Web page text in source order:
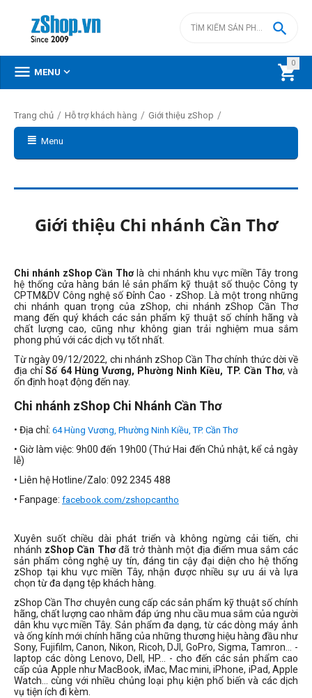
0


 MENU 
Trang chủ / Hỗ trợ khách hàng / Giới thiệu zShop /
Menu
Giới thiệu Chi nhánh Cần Thơ
Chi nhánh zShop Cần Thơlà chi nhánh khu vực miền Tây trong
hệ thống cửa hàng bán lẻ sản phẩm kỹ thuật số thuộc Công ty
CPTM&DV Công nghệ số Đỉnh Cao - zShop. Là một trong những
chi nhánh quan trọng của zShop, chi nhánh zShop Cần Thơ
mang đến quý khách các sản phẩm kỹ thuật số chính hãng và
chất lượng cao, cũng như không gian trải nghiệm mua sắm
phong phú với các dịch vụ tốt nhất.
Từ ngày 09/12/2022, chi nhánh zShop Cần Thơ chính thức dời về
địa chỉSố 64 Hùng Vương, Phường Ninh Kiều, TP. Cần Thơ, và
ổn định hoạt động đến nay.
Chi nhánh zShop Chi Nhánh Cần Thơ
• Địa chỉ: 64 Hùng Vương, Phường Ninh Kiều, TP. Cần Thơ
• Giờ làm việc:9h00 đến 19h00 (Thứ Hai đến Chủ nhật, kể cả ngày
lễ)
• Liên hệ Hotline/Zalo: 092 2345 488
• Fanpage: facebook.com/zshopcantho
Xuyên suốt chiều dài phát triển và không ngừng cải tiến, chi
nhánh zShop Cần Thơđã trở thành một địa điểm mua sắm các
sản phẩm công nghệ uy tín, đáng tin cậy đại diện cho hệ thống
zShop tại khu vực miền Tây, nhận được nhiều sự ưu ái và lựa
chọn từ đa dạng tệp khách hàng.
zShop Cần Thơ chuyên cung cấp các sản phẩm kỹ thuật số chính
hãng, chất lượng cao nhằm đáp ứng nhu cầu mua sắm của người
dân khu vực miền Tây. Sản phẩm đa dạng, từ các dòng máy ảnh
và ống kính mới chính hãng của những thương hiệu hàng đầu như
Sony, Fujifilm, Canon, Nikon, Ricoh, DJI, GoPro, Sigma, Tamron... -
laptop các dòng Lenovo, Dell, HP... - cho đến các sản phẩm cao
cấp của Apple như MacBook, iMac, Mac mini, iPhone, iPad, Apple
Watch... cùng với nhiều chủng loại phụ kiện phổ biến và các dịch
vụ tiện ích đi kèm.